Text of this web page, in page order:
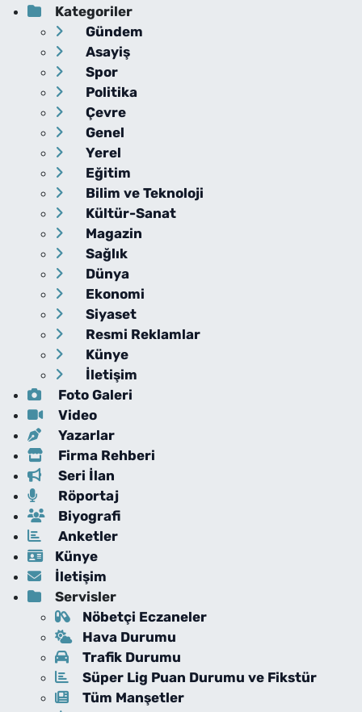
Kategoriler
Gündem
Asayiş
Spor
Politika
Çevre
Genel
Yerel
Eğitim
Bilim ve Teknoloji
Kültür-Sanat
Magazin
Sağlık
Dünya
Ekonomi
Siyaset
Resmi Reklamlar
Künye
İletişim
Foto Galeri
Video
Yazarlar
Firma Rehberi
Seri İlan
Röportaj
Biyografi
Anketler
Künye
İletişim
Servisler
Nöbetçi Eczaneler
Hava Durumu
Trafik Durumu
Süper Lig Puan Durumu ve Fikstür
Tüm Manşetler